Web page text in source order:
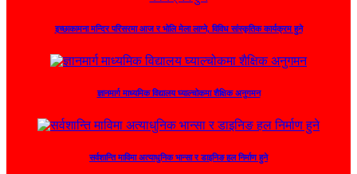
इच्छाकामना मन्दिर परिसरमा आज र भोलि मेला लाग्ने, विविध सांस्कृतिक कार्यक्रम हुने
ज्ञानमार्ग माध्यमिक विद्यालय घ्याल्चोकमा शैक्षिक अनुगमन
सर्वशान्ति माविमा अत्याधुनिक भान्सा र डाइनिङ हल निर्माण हुने